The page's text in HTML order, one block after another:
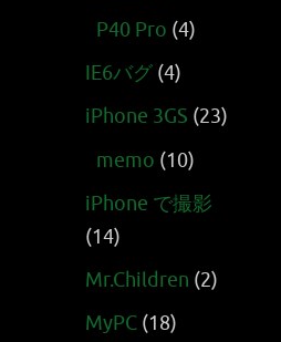
P40 Pro (4)
IE6バグ (4)
iPhone 3GS (23)
memo (10)
iPhone で撮影
(14)
Mr.Children (2)
MyPC (18)